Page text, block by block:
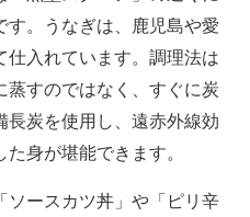
す。うなぎは、鹿児島や愛
仕入れています。調理法は
蒸すのではなく、すぐに炭
長炭を使用し、遠赤外線効
身が堪能できます。
ースカツ丼」や「ピリ辛